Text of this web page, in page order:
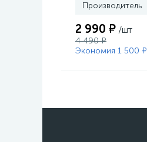
Производитель
2 990 ₽ /шт
4 490 ₽
Экономия 1 500 ₽